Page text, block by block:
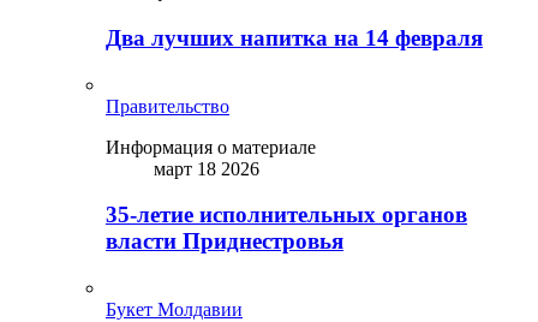
Два лучших напитка на 14 февраля
Правительство
Информация о материале
март 18 2026
35-летие исполнительных органов
власти Приднестровья
Букет Молдавии